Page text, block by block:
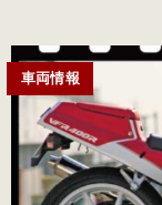
車両情報